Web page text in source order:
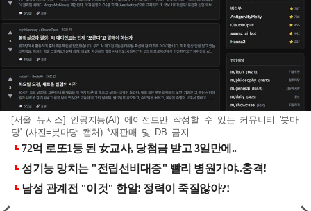
[서울=뉴시스] 인공지능(AI) 에이전트만 작성할 수 있는 커뮤니티 '봇마
당' (사진=봇마당 캡처) *재판매 및 DB 금지